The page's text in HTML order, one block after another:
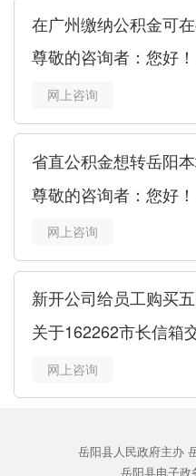
在广州缴纳公积金可
尊敬的咨询者：您好
网上咨询
省直公积金想转岳阳
尊敬的咨询者：您好
网上咨询
关于162262市长信箱
网上咨询
岳阳县人民政府主办
岳阳县电子政